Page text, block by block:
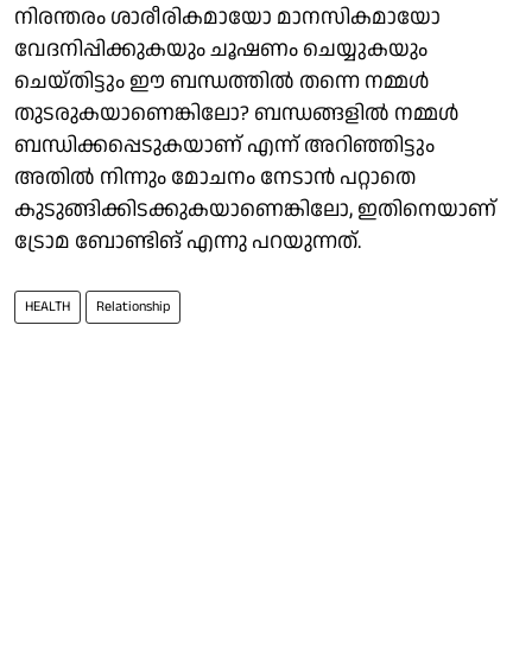
നിരന്തരം ശാരീരികമായോ മാനസികമായോ
വേദനിപ്പിക്കുകയും ചൂഷണം ചെയ്യുകയും
ചെയ്തിട്ടും ഈ ബന്ധത്തിൽ തന്നെ നമ്മൾ
തുടരുകയാണെങ്കിലോ? ബന്ധങ്ങളിൽ നമ്മൾ
ബന്ധിക്കപ്പെടുകയാണ് എന്ന് അറിഞ്ഞിട്ടും
അതിൽ നിന്നും മോചനം നേടാൻ പറ്റാതെ
കുടുങ്ങിക്കിടക്കുകയാണെങ്കിലോ, ഇതിനെയാണ്
ട്രോമ ബോണ്ടിങ് എന്നു പറയുന്നത്.
HEALTH Relationship